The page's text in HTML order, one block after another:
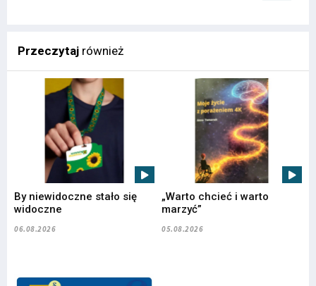
Przeczytaj również
By niewidoczne stało się
widoczne
06.08.2026
„Warto chcieć i warto
marzyć”
05.08.2026